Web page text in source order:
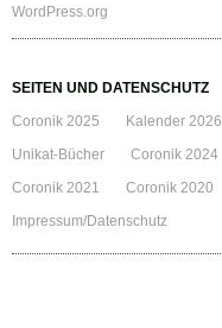
WordPress.org
SEITEN UND DATENSCHUTZ
Coronik 2025
Kalender 2026
Unikat-Bücher
Coronik 2024
Coronik 2021
Coronik 2020
Impressum/Datenschutz